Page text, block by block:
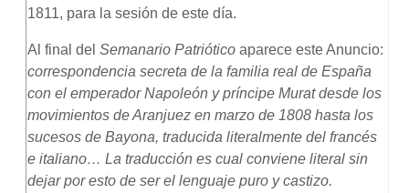
1811, para la sesión de este día.
Al final delSemanario Patriótico aparece este Anuncio:
correspondencia secreta de la familia real de España
con el emperador Napoleón y príncipe Murat desde los
movimientos de Aranjuez en marzo de 1808 hasta los
sucesos de Bayona, traducida literalmente del francés
e italiano… La traducción es cual conviene literal sin
dejar por esto de ser el lenguaje puro y castizo.